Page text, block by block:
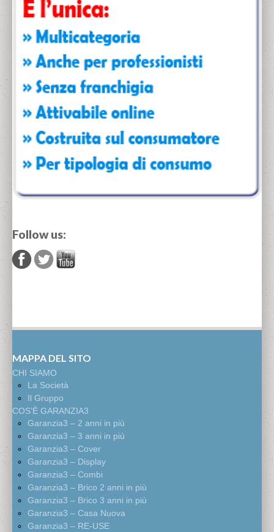
Follow us:
MAPPA DEL SITO
CHI SIAMO
La Società
Il Gruppo
COS’È GARANZIA3
Garanzia3 – 2 anni in più
Garanzia3 – 3 anni in più
Garanzia3 – Cover
Garanzia3 – Display
Garanzia3 – Combi
Garanzia3 – Brico 2 anni in più
Garanzia3 – Brico 3 anni in più
Garanzia3 – Casa Nuova
Garanzia3 – RE-USE